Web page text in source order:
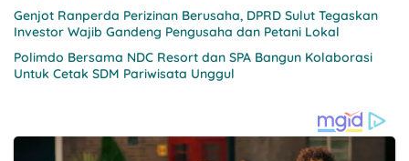
Genjot Ranperda Perizinan Berusaha, DPRD Sulut Tegaskan
Investor Wajib Gandeng Pengusaha dan Petani Lokal
Polimdo Bersama NDC Resort dan SPA Bangun Kolaborasi
Untuk Cetak SDM Pariwisata Unggul